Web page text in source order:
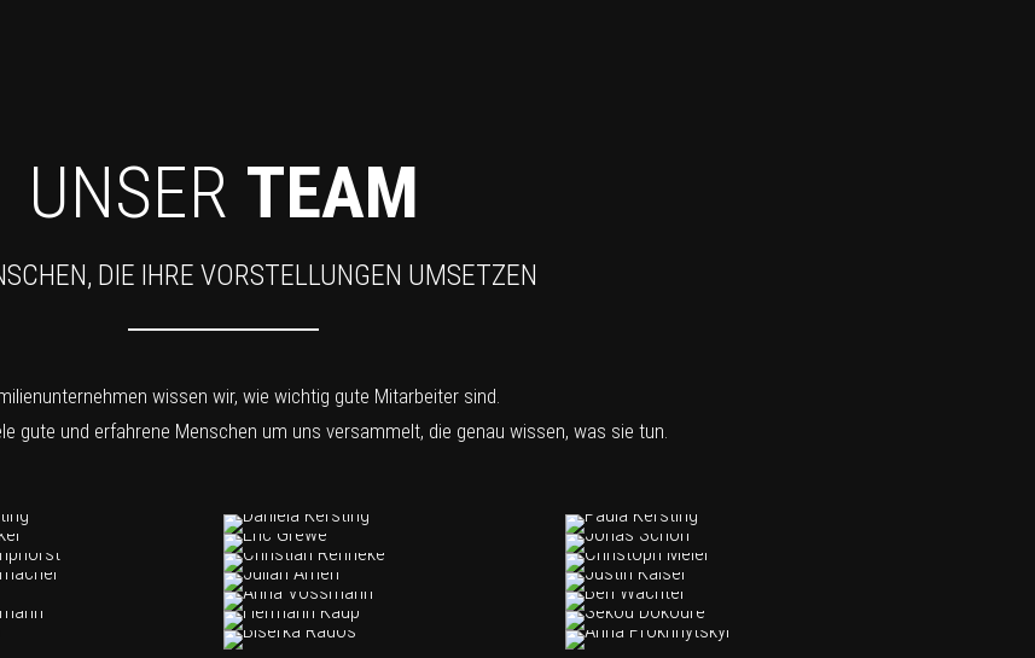
UNSER TEAM
DIE IHRE VORSTELLUNGEN UMSETZEN
wissen wir, wie wichtig gute Mitarbeiter sind.
gute und erfahrene Menschen um uns versammelt, die genau wissen, was sie tun.